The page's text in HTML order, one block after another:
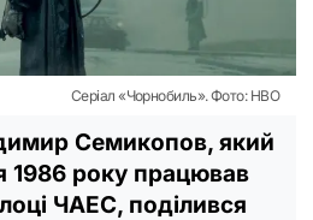
Серіал «Чорнобиль». Фото: НВО
Семикопов, який
1986 року працював
ЧАЕС, поділився